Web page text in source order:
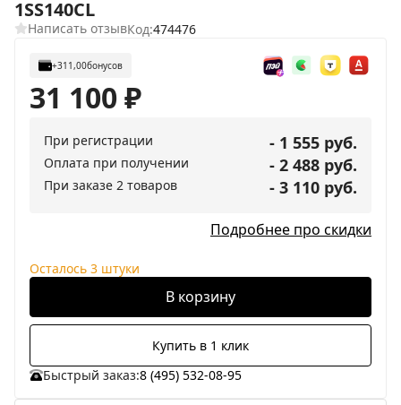
1SS140CL
Написать отзывКод:474476
+311,00бонусов
31 100₽
При регистрации - 1 555 руб.
Оплата при получении - 2 488 руб.
При заказе 2 товаров - 3 110 руб.
Подробнее про скидки
Осталось 3 штуки
В корзину
Купить в 1 клик
Быстрый заказ:8 (495) 532-08-95